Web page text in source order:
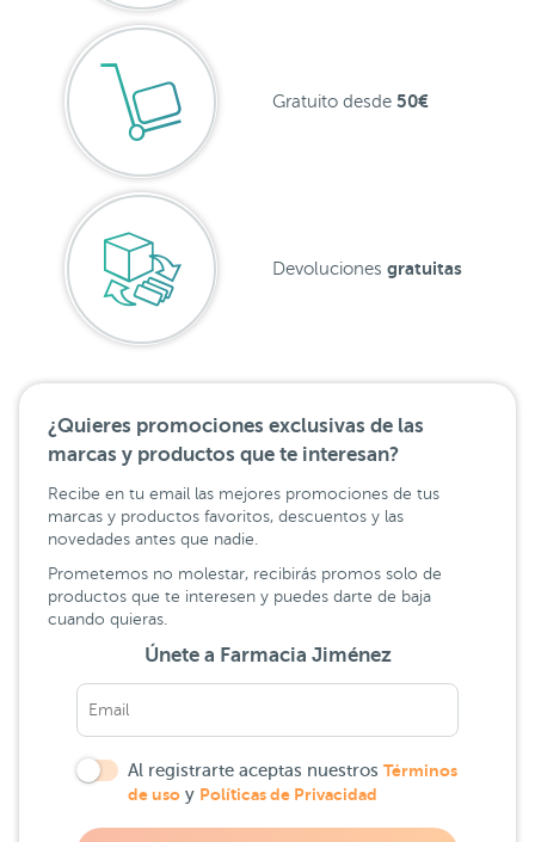
Gratuito desde 50€
Devoluciones gratuitas
¿Quieres promociones exclusivas de las
marcas y productos que te interesan?
Recibe en tu email las mejores promociones de tus
marcas y productos favoritos, descuentos y las
novedades antes que nadie.
Prometemos no molestar, recibirás promos solo de
productos que te interesen y puedes darte de baja
cuando quieras.
Únete a Farmacia Jiménez
Al registrarte aceptas nuestros Términos
de uso y Políticas de Privacidad